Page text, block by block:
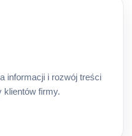
informacji i rozwój treści
klientów firmy.